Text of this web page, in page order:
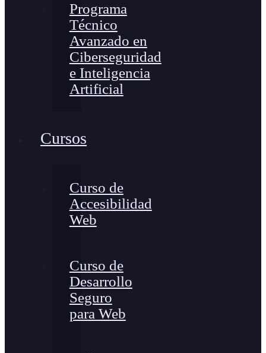
Programa
Técnico
Avanzado en
Ciberseguridad
e Inteligencia
Artificial
Cursos
Curso de
Accesibilidad
Web
Curso de
Desarrollo
Seguro
para Web